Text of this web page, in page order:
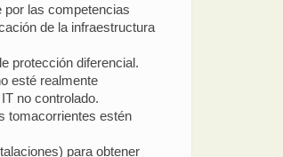
por las competencias
de la infraestructura
protección diferencial.
esté realmente
no controlado.
tomacorrientes estén
para obtener